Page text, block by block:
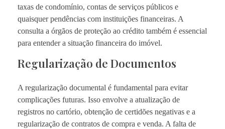
taxas de condomínio, contas de serviços públicos e
quaisquer pendências com instituições financeiras. A
consulta a órgãos de proteção ao crédito também é essencial
para entender a situação financeira do imóvel.
Regularização de Documentos
A regularização documental é fundamental para evitar
complicações futuras. Isso envolve a atualização de
registros no cartório, obtenção de certidões negativas e a
regularização de contratos de compra e venda. A falta de